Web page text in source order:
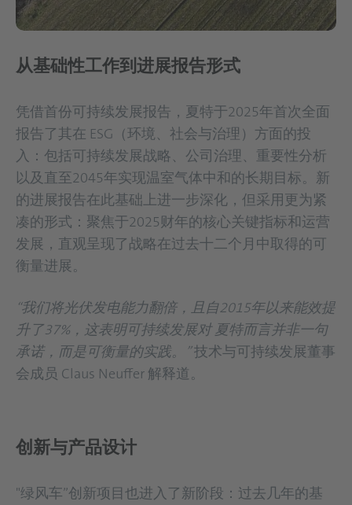
从基础性工作到进展报告形式
凭借首份可持续发展报告，夏特于2025年首次全面
报告了其在 ESG（环境、社会与治理）方面的投
入：包括可持续发展战略、公司治理、重要性分析
以及直至2045年实现温室气体中和的长期目标。新
的进展报告在此基础上进一步深化，但采用更为紧
凑的形式：聚焦于2025财年的核心关键指标和运营
发展，直观呈现了战略在过去十二个月中取得的可
衡量进展。
“我们将光伏发电能力翻倍，且自2015年以来能效提
升了37%，这表明可持续发展对 夏特而言并非一句
承诺，而是可衡量的实践。”技术与可持续发展董事
会成员 Claus Neuffer 解释道。
创新与产品设计
"绿风车”创新项目也进入了新阶段：过去几年的基